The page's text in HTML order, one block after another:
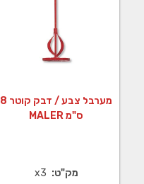
מערבל צבע / דבק קוטר 8
ס"מ MALER
מק"ט: x3